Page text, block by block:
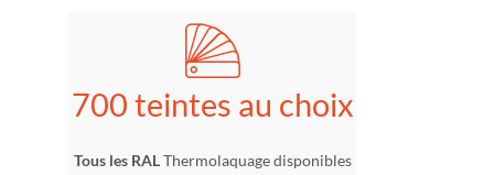
700 teintes au choix
Tous les RALThermolaquage disponibles